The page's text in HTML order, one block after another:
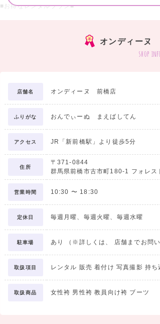
■お得なレンタルプラン■
袴のご着用に必要なものが、まるっと揃ったセット
3. 長襦袢
4. 袴下
6. 巾着
・前撮りヘアセット
・全身カットデータ
全身カットはデータでのお渡しとなるため、
オンディーヌ
shop
店舗名 オンディーヌ 前橋店
ふりがな おんでぃーぬ まえばしてん
アクセス JR「新前橋駅」より徒歩5分
住所
〒371-0844
群馬県前橋市古市町180-1 フォレス
営業時間 10:30 〜 18:30
定休日 毎週月曜、毎週火曜、毎週水曜
駐車場 あり （※詳しくは、 店舗までお問い
取扱項目 レンタル 販売 着付け 写真撮影 持
取扱商品 女性袴 男性袴 教員向け袴 ブーツ